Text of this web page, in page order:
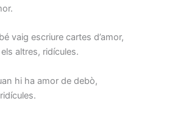
vaig escriure cartes d’amor,
altres, ridícules.
hi ha amor de debò,